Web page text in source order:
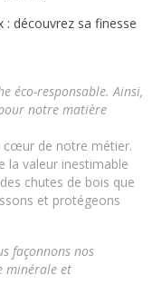
: découvrez sa finesse
éco-responsable. Ainsi,
notre matière
cœur de notre métier.
la valeur inestimable
chutes de bois que
et protégeons
façonnons nos
minérale et